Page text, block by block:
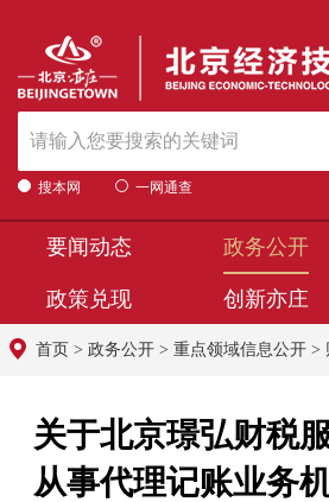
搜本网 一网通查
要闻动态 政务公开
政策兑现 创新亦庄
首页 > 政务公开 > 重点领域信息公开 >
关于北京璟弘财税
从事代理记账业务